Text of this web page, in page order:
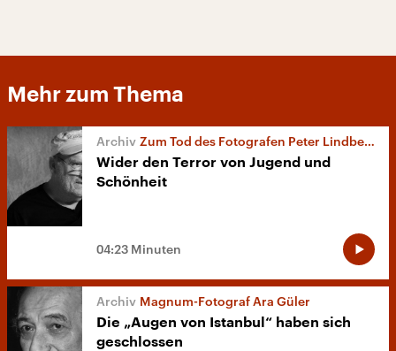
Mehr zum Thema
Zum Tod des Fotografen Peter Lindbergh
Wider den Terror von Jugend und
Schönheit
04:23 Minuten
Magnum-Fotograf Ara Güler
Die „Augen von Istanbul“ haben sich
geschlossen